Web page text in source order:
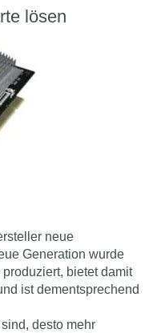
lösen
neue
Generation wurde
bietet damit
ist dementsprechend
desto mehr